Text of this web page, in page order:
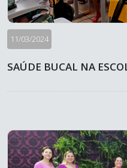
11/03/2024
SAÚDE BUCAL NA